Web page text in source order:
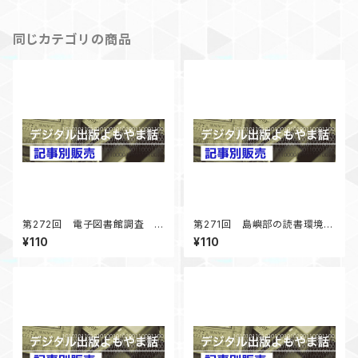
同じカテゴリの商品
第272回 電子図書館調査 コ
ロナ禍以降の展開 「デジタル
出版よもやま話」 2025年4月
¥110
第271回 島嶼部の読書環境調
査 まずは男木島図書館に行
く 「デジタル出版よもやま話」
2025年2月号掲載
¥110